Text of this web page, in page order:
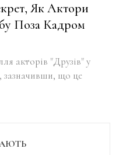
Як Актори
Поза Кадром
акторів "Друзів" у
зазначивши, що це